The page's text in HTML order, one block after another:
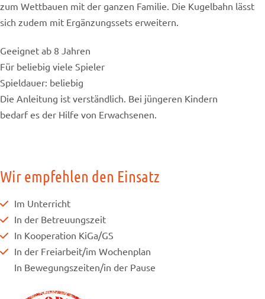
zum Wettbauen mit der ganzen Familie. Die Kugelbahn lässt
sich zudem mit Ergänzungssets erweitern.
Geeignet ab 8 Jahren
Für beliebig viele Spieler
Spieldauer: beliebig
Die Anleitung ist verständlich. Bei jüngeren Kindern
bedarf es der Hilfe von Erwachsenen.
Wir empfehlen den Einsatz
Im Unterricht
In der Betreuungszeit
In Kooperation KiGa/GS
In der Freiarbeit/im Wochenplan
In Bewegungszeiten/in der Pause